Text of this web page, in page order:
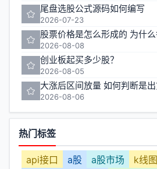
尾盘选股公式源码如何编写
2026-07-23
2026-08-08
创业板起买多少股？
2026-08-05
大涨后区间放量 如何判断是
2026-08-06
热门标签
api接口 a股 a股市场 k线图